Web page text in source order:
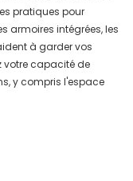
pratiques pour
armoires intégrées, les
à garder vos
votre capacité de
y compris l'espace